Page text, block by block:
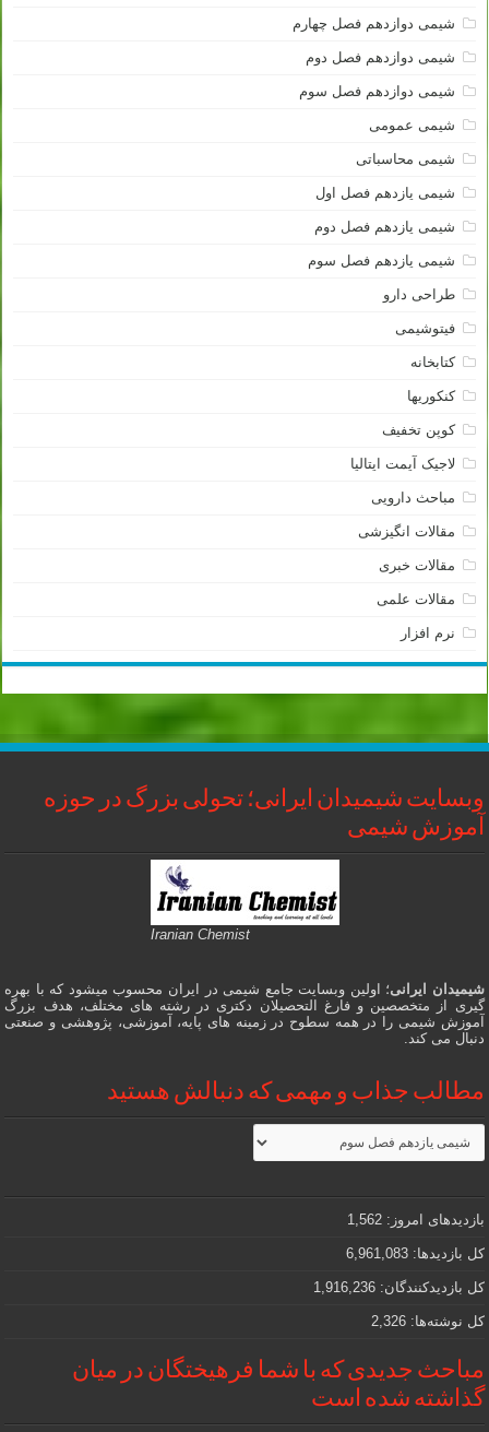
شیمی دوازدهم فصل چهارم
شیمی دوازدهم فصل دوم
شیمی دوازدهم فصل سوم
شیمی عمومی
شیمی محاسباتی
شیمی یازدهم فصل اول
شیمی یازدهم فصل دوم
شیمی یازدهم فصل سوم
طراحی دارو
فیتوشیمی
کتابخانه
کنکوریها
کوپن تخفیف
لاجیک آیمت ایتالیا
مباحث دارویی
مقالات انگیزشی
مقالات خبری
مقالات علمی
نرم افزار
وبسایت شیمیدان ایرانی؛ تحولی بزرگ در حوزه
آموزش شیمی
Iranian Chemist
شیمیدان ایرانی؛ اولین وبسایت جامع شیمی در ایران محسوب میشود که با بهره
گیری از متخصصین و فارغ التحصیلان دکتری در رشته های مختلف، هدف بزرگ
آموزش شیمی را در همه سطوح در زمینه های پایه، آموزشی، پژوهشی و صنعتی
دنبال می کند.
مطالب جذاب و مهمی که دنبالش هستید
مطالب
جذاب
و
که
دنبالش
هستید
بازدیدهای امروز: 1,562
کل بازدیدها: 6,961,083
کل بازدیدکنند‌گان: 1,916,236
کل نوشته‌ها: 2,326
مباحث جدیدی که با شما فرهیختگان در میان
گذاشته شده است